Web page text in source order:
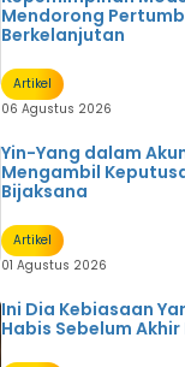
Mendorong
Berkelanjutan
Artikel
06 Agustus 2026
Yin-Yang dalam
Mengambil
Bijaksana
Artikel
01 Agustus 2026
Ini Dia Kebiasaan
Habis Sebelum Akhir